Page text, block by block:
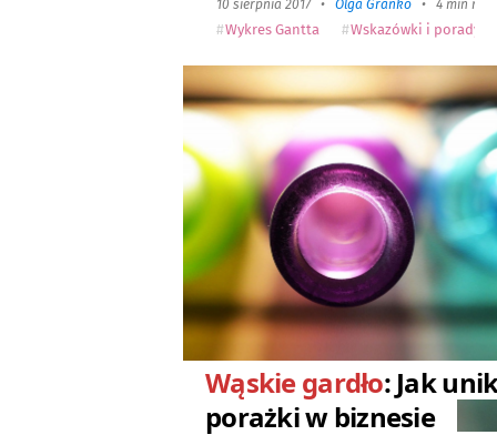
10 sierpnia 2017 • Olga Granko • 4 min
Wykres Gantta Wskazówki i porady
Wąskie gardło: Jak
porażki w biznesie